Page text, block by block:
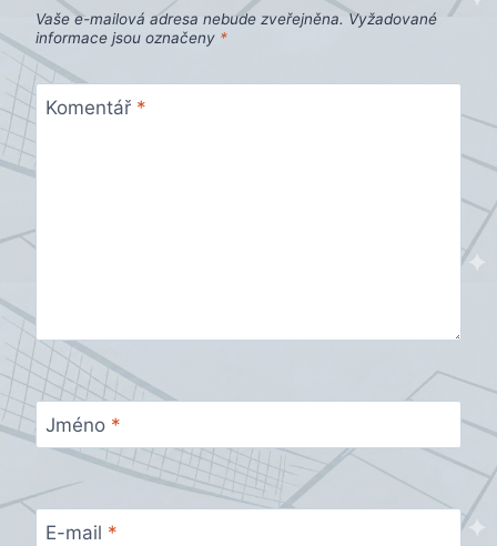
Vaše e-mailová adresa nebude zveřejněna. Vyžadované
informace jsou označeny *
Komentář *
Jméno *
E-mail *